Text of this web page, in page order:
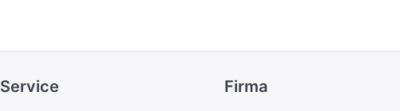
Service Firma